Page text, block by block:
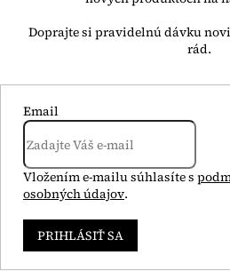
Email
Vložením e-mailu súhlasíte s
osobných údajov.
PRIHLÁSIŤ SA